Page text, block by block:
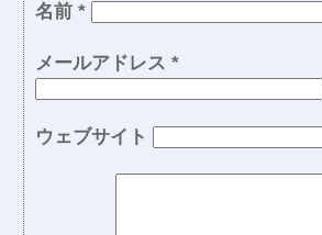
名前 *
メールアドレス *
ウェブサイト